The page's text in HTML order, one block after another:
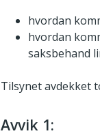
hvordan
hvordan
saksbehand
Tilsynet avdekket
Avvik 1: